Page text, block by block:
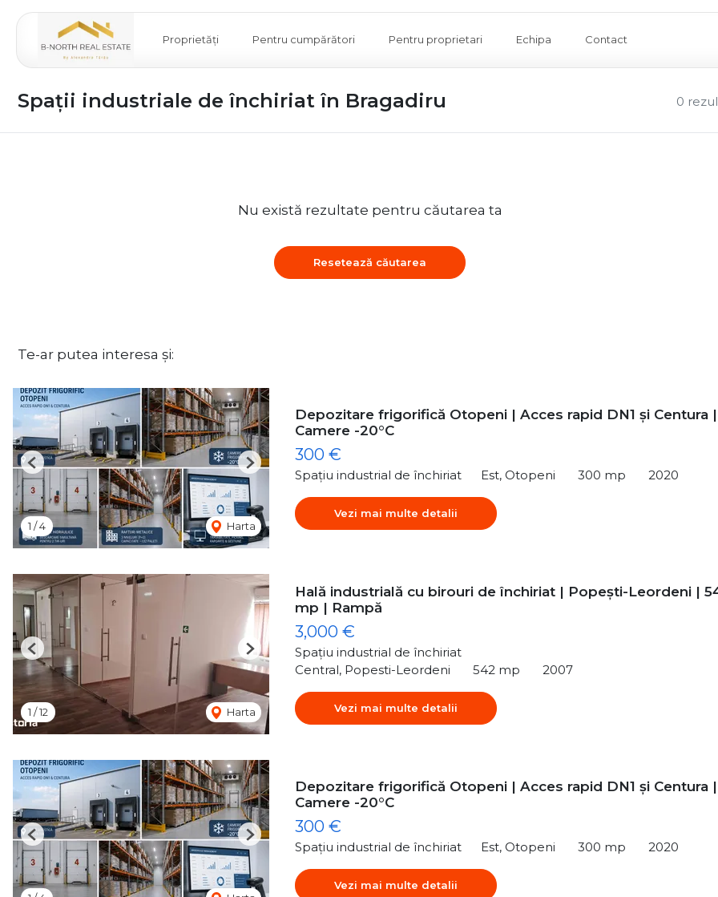
Proprietăți Pentru cumpărători Pentru proprietari Echipa Contact
0
Spații industriale de închiriat în Bragadiru
Nu există rezultate pentru căutarea ta
Resetează căutarea
Te-ar putea interesa și:
1 /4 Harta
Previous Next
Depozitare frigorifică Otopeni | Acces rapid DN1 și Centura |
Camere -20°C
300 €
Spațiu industrial de închiriat Est, Otopeni 300 mp 2020
Vezi mai multe detalii
1 /12 Harta
Previous Next
Hală industrială cu birouri de închiriat | Popești-Leordeni |
mp | Rampă
3,000 €
Spațiu industrial de închiriat
Central, Popesti-Leordeni
542 mp 2007
Vezi mai multe detalii
Previous Next
Depozitare frigorifică Otopeni | Acces rapid DN1 și Centura |
Camere -20°C
300 €
Spațiu industrial de închiriat Est, Otopeni 300 mp 2020
Vezi mai multe detalii